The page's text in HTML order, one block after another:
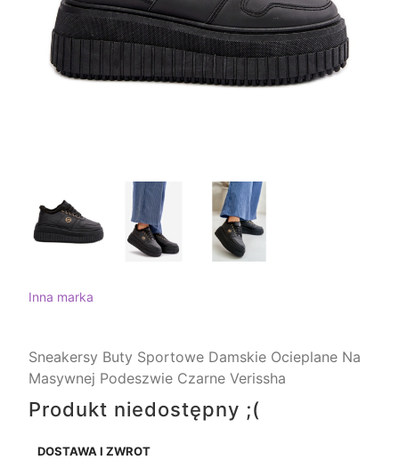
Inna marka
Sneakersy Buty Sportowe Damskie Ocieplane Na
Masywnej Podeszwie Czarne Verissha
Produkt niedostępny ;(
DOSTAWA I ZWROT